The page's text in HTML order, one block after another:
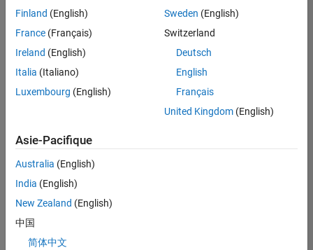
pouvez
élargir
votre
recherche
ou
afficher
l’ensemble
d'emploi.
malgré
tout
vous
trouvez
pas
Finland (English)
France (Français)
Ireland (English)
Italia (Italiano)
Luxembourg (English)
Sweden (English)
Switzerland
Deutsch
English
Français
United Kingdom(English)
Asie-Pacifique
Australia (English)
India (English)
New Zealand (English)
中国
简体中文